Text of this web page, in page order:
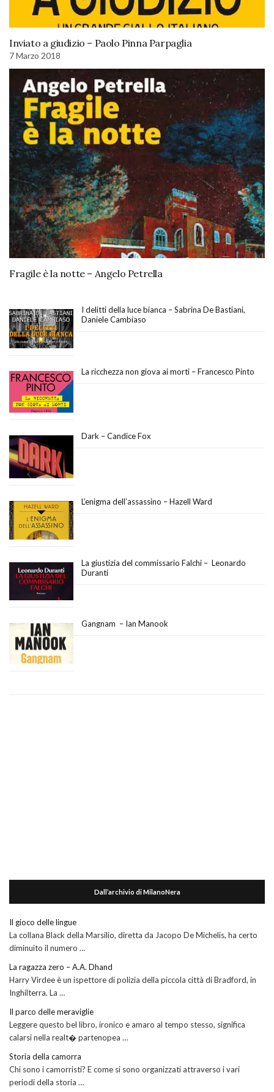
Inviato a giudizio – Paolo Pinna Parpaglia
7 Marzo 2018
Fragile è la notte – Angelo Petrella
I delitti della luce bianca – Sabrina De Bastiani,
Daniele Cambiaso
La ricchezza non giova ai morti – Francesco Pinto
Dark – Candice Fox
L’enigma dell’assassino – Hazell Ward
La giustizia del commissario Falchi – Leonardo
Duranti
Gangnam – Ian Manook
Dall’archivio di MilanoNera
Il gioco delle lingue
La collana Black della Marsilio, diretta da Jacopo De Michelis, ha certo
diminuito il numero …
La ragazza zero – A.A. Dhand
Harry Virdee è un ispettore di polizia della piccola città di Bradford, in
Inghilterra. La …
Il parco delle meraviglie
Leggere questo bel libro, ironico e amaro al tempo stesso, significa
calarsi nella realt� partenopea …
Storia della camorra
Chi sono i camorristi? E come si sono organizzati attraverso i vari
periodi della storia …